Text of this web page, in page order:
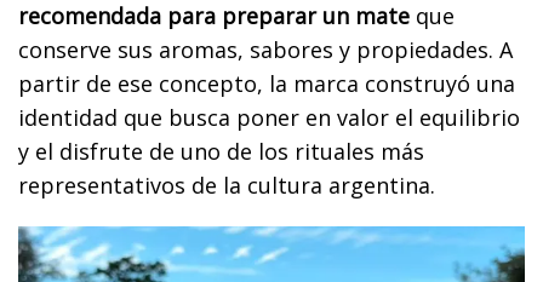
recomendada para preparar un mate que
conserve sus aromas, sabores y propiedades. A
partir de ese concepto, la marca construyó una
identidad que busca poner en valor el equilibrio
y el disfrute de uno de los rituales más
representativos de la cultura argentina.